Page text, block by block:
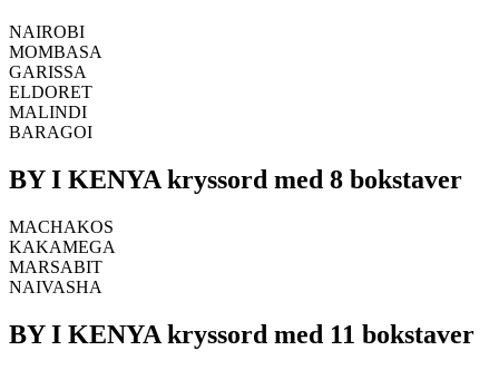
NAIROBI
MOMBASA
GARISSA
ELDORET
MALINDI
BARAGOI
BY I KENYA kryssord med 8 bokstaver
MACHAKOS
KAKAMEGA
MARSABIT
NAIVASHA
BY I KENYA kryssord med 11 bokstaver